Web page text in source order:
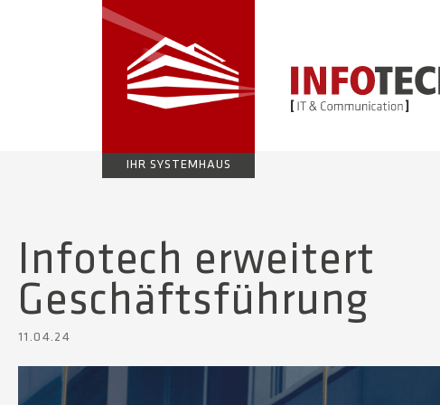
IHR SYSTEMHAUS
Infotech erweitert
Geschäftsführung
11.04.24